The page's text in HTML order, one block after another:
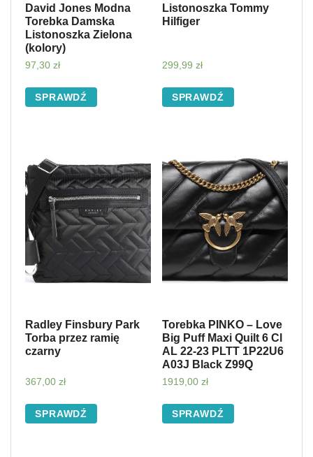
David Jones Modna
Torebka Damska
Listonoszka Zielona
(kolory)
97,30 zł
SPRAWDŹ
Listonoszka Tommy
Hilfiger
299,99 zł
SPRAWDŹ
Radley Finsbury Park
Torba przez ramię
czarny
367,00 zł
SPRAWDŹ
Torebka PINKO – Love
Big Puff Maxi Quilt 6 Cl
AL 22-23 PLTT 1P22U6
A03J Black Z99Q
1919,00 zł
SPRAWDŹ